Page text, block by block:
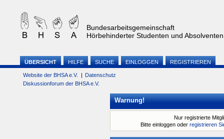
Bundesarbeitsgemeinschaft
Hörbehinderter Studenten und
ÜBERSICHT HILFE SUCHE EINLOGGEN REGISTRIEREN
Website der BHSA e.V. | Datenschutz
Diskussionforum der BHSA e.V.
Warnung!
Nur registrierte
Bitte einloggen oder registrieren